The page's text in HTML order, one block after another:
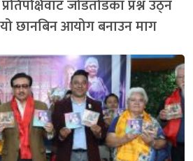
जोडतोडका प्रश्न उठ्न
छानबिन आयोग बनाउन माग